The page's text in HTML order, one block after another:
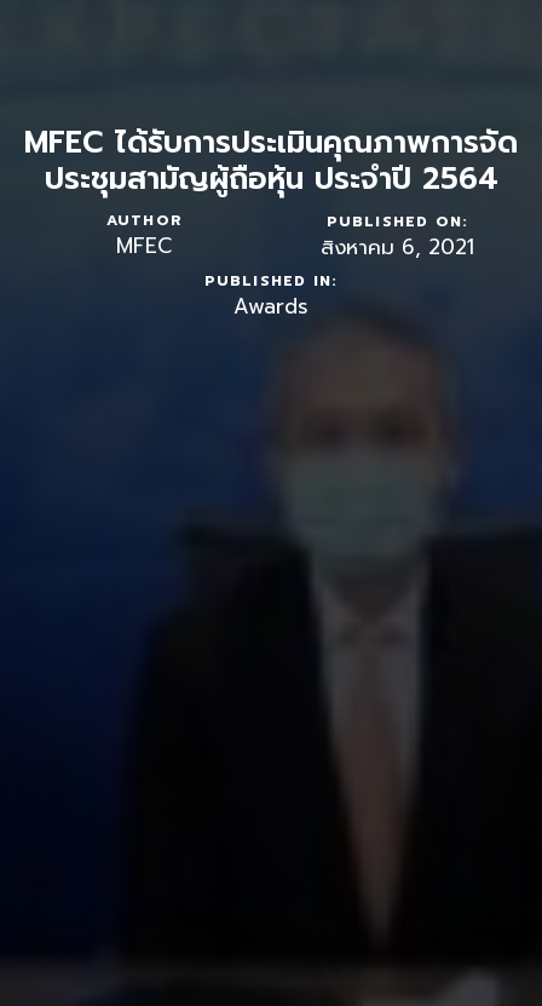
MFEC ได้รับการประเมินคุณภาพการจัด
ประชุมสามัญผู้ถือหุ้น ประจำปี 2564
AUTHOR
MFEC
PUBLISHED ON:
สิงหาคม 6, 2021
PUBLISHED IN:
Awards